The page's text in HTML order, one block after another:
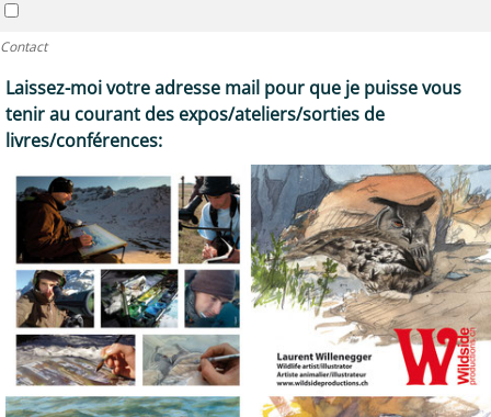
Contact
Laissez-moi votre adresse mail pour que je puisse vous
tenir au courant des expos/ateliers/sorties de
livres/conférences: